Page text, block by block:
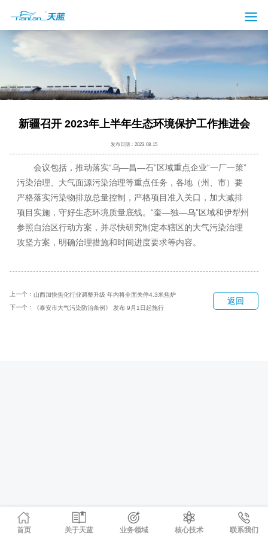
新疆召开 2023年上半年生态环境保护工作推进会
发布日期：2023-08-15
会议包括，推动落实“乌—昌—石”区域重点企业“一厂一策”
污染治理、大气面源污染治理等重点任务，各地（州、市）要
严格落实污染物排放总量控制，严格项目准入关口，加大减排
项目实施，守好生态环境质量底线。“奎—独—乌”区域和伊犁州
参照自治区行动方案，并尽快研究制定本辖区的大气污染治理
攻坚方案，明确治理措施和时间进度要求等内容。
上一个：山西加快焦化行业调整升级 年内将全面关停4.3米焦炉
下一个：
《泰安市大气污染防治条例》 发布 9月1日起施行
返回
首页 关于天蓝 业务领域 核心技术 联系我们